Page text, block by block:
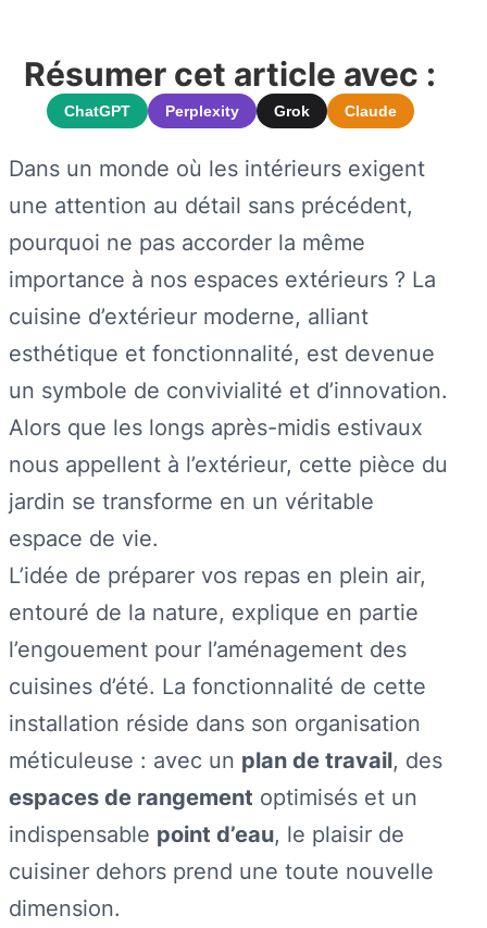
Résumer cet article avec :
ChatGPT Perplexity Grok Claude
Dans un monde où les intérieurs exigent
une attention au détail sans précédent,
pourquoi ne pas accorder la même
importance à nos espaces extérieurs ? La
cuisine d’extérieur moderne, alliant
esthétique et fonctionnalité, est devenue
un symbole de convivialité et d’innovation.
Alors que les longs après-midis estivaux
nous appellent à l’extérieur, cette pièce du
jardin se transforme en un véritable
espace de vie.
L’idée de préparer vos repas en plein air,
entouré de la nature, explique en partie
l’engouement pour l’aménagement des
cuisines d’été. La fonctionnalité de cette
installation réside dans son organisation
méticuleuse : avec un plan de travail, des
espaces de rangement optimisés et un
indispensable point d’eau, le plaisir de
cuisiner dehors prend une toute nouvelle
dimension.